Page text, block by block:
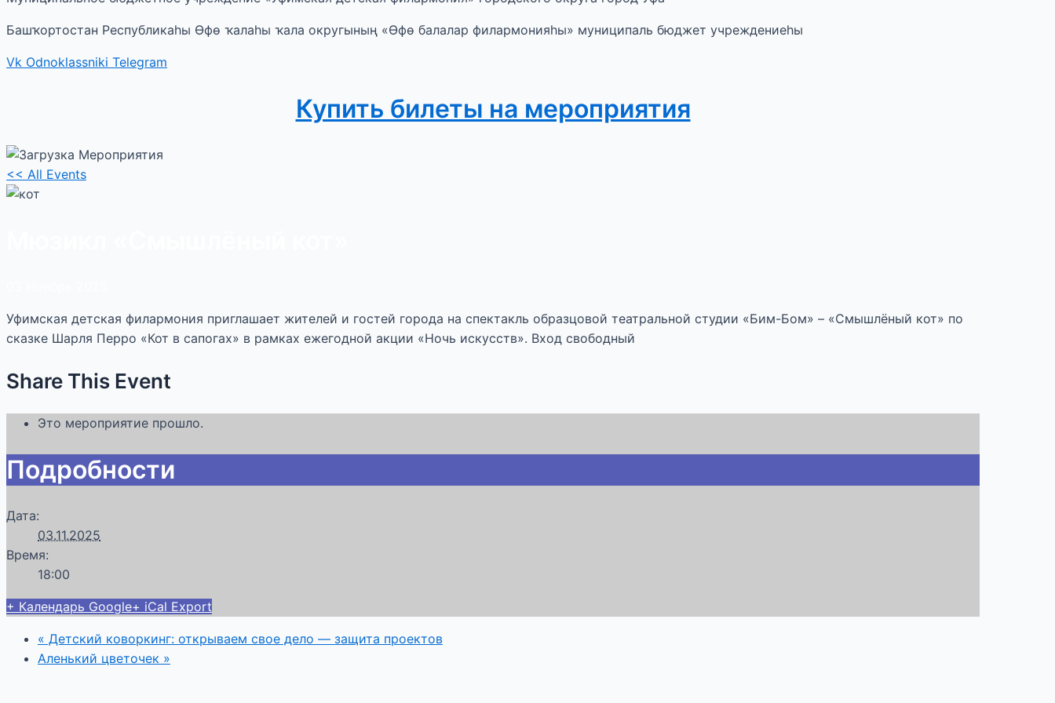
Башҡортостан Республикаһы Өфө ҡалаһы ҡала округының «Өфө балалар филармонияһы» муниципаль бюджет учреждениеһы
Vk Odnoklassniki Telegram
Купить билеты на мероприятия
<< All Events
Уфимская детская филармония приглашает жителей и гостей города на спектакль образцовой театральной студии «Бим-Бом» – «Смышлёный кот» по
сказке Шарля Перро «Кот в сапогах» в рамках ежегодной акции «Ночь искусств». Вход свободный
Share This Event
Это мероприятие прошло.
Подробности
Дата:
03.11.2025
Время:
18:00
+ Календарь Google+ iCal Export
« Детский коворкинг: открываем свое дело — защита проектов
Аленький цветочек »